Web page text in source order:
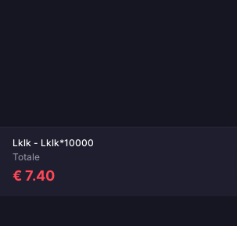
Lklk - Lklk*10000
Totale
€ 7.40